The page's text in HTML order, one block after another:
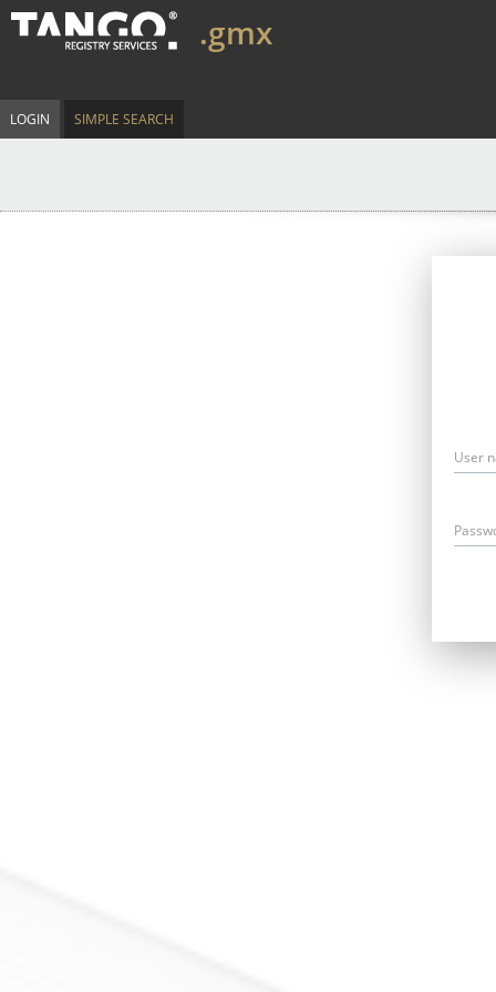
.gmx
LOGIN SIMPLE SEARCH
User